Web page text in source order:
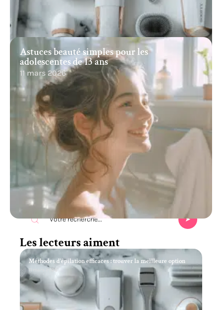
Astuces beauté simples pour les
adolescentes de 13 ans
11 mars 2026
Recherche
Les lecteurs aiment
Méthodes d’épilation efficaces : trouver la meilleure option
11 mars 2026